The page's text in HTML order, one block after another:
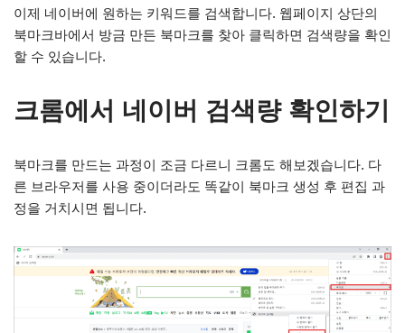
이제 네이버에 원하는 키워드를 검색합니다. 웹페이지 상단의
북마크바에서 방금 만든 북마크를 찾아 클릭하면 검색량을 확인
할 수 있습니다.
크롬에서 네이버 검색량 확인하기
북마크를 만드는 과정이 조금 다르니 크롬도 해보겠습니다. 다
른 브라우저를 사용 중이더라도 똑같이 북마크 생성 후 편집 과
정을 거치시면 됩니다.